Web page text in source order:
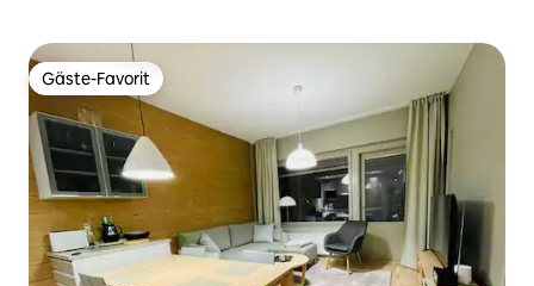
Gäste-Favorit
Gäste-Favorit